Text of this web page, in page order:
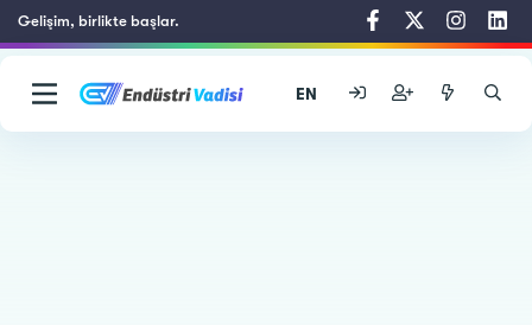
Gelişim, birlikte başlar.
EN